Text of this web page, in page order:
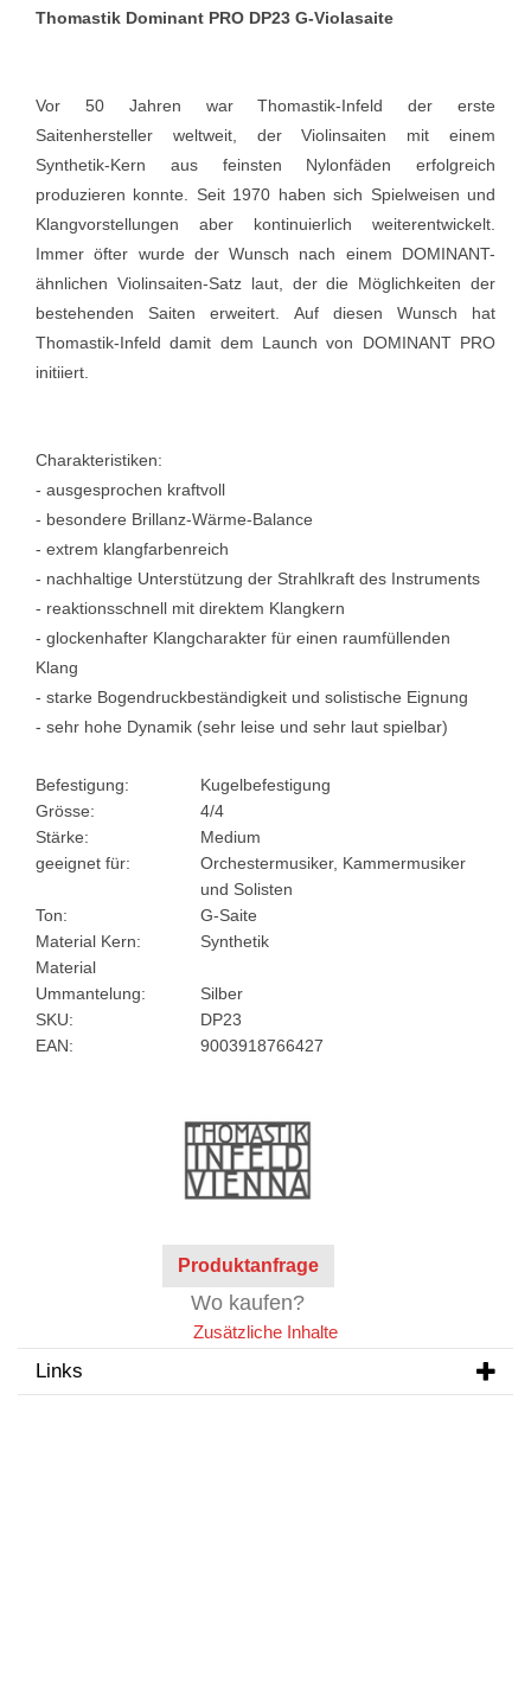
Thomastik Dominant PRO DP23 G-Violasaite
Vor 50 Jahren war Thomastik-Infeld der erste
Saitenhersteller weltweit, der Violinsaiten mit einem
Synthetik-Kern aus feinsten Nylonfäden erfolgreich
produzieren konnte. Seit 1970 haben sich Spielweisen und
Klangvorstellungen aber kontinuierlich weiterentwickelt.
Immer öfter wurde der Wunsch nach einem DOMINANT-
ähnlichen Violinsaiten-Satz laut, der die Möglichkeiten der
bestehenden Saiten erweitert. Auf diesen Wunsch hat
Thomastik-Infeld damit dem Launch von DOMINANT PRO
initiiert.
Charakteristiken:
- ausgesprochen kraftvoll
- besondere Brillanz-Wärme-Balance
- extrem klangfarbenreich
- nachhaltige Unterstützung der Strahlkraft des Instruments
- reaktionsschnell mit direktem Klangkern
- glockenhafter Klangcharakter für einen raumfüllenden
Klang
- starke Bogendruckbeständigkeit und solistische Eignung
- sehr hohe Dynamik (sehr leise und sehr laut spielbar)
Befestigung:
Kugelbefestigung
Grösse:
4/4
Stärke:
Medium
geeignet für:
Orchestermusiker, Kammermusiker
und Solisten
Ton:
G-Saite
Material Kern:
Synthetik
Material
Ummantelung:
Silber
SKU:
DP23
EAN:
9003918766427
Produktanfrage
Wo kaufen?
Zusätzliche Inhalte
Links